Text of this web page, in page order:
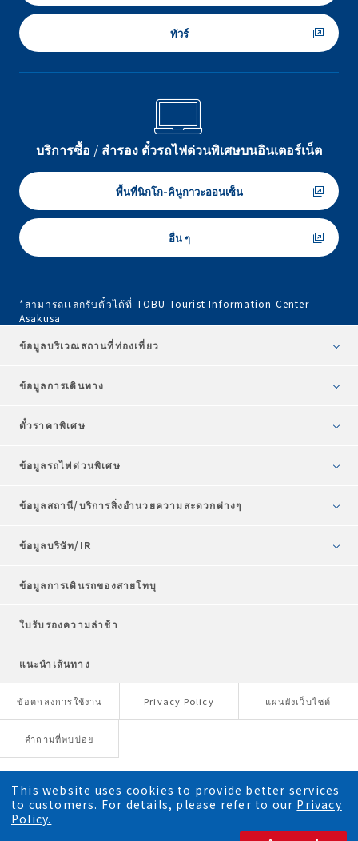
ทัวร์
บริการซื้อ / สำรอง ตั๋วรถไฟด่วนพิเศษบนอินเตอร์เน็ต
พื้นที่นิกโก-คินูกาวะออนเซ็น
อื่น ๆ
*สามารถเเลกรับตั๋วได้ที่ TOBU Tourist Information Center
Asakusa
ข้อมูลบริเวณสถานที่ท่องเที่ยว
ข้อมูลการเดินทาง
ตั๋วราคาพิเศษ
ข้อมูลรถไฟด่วนพิเศษ
ข้อมูลสถานี/บริการสิ่งอำนวยความสะดวกต่างๆ
ข้อมูลบริษัท/IR
ข้อมูลการเดินรถของสายโทบุ
ใบรับรองความล่าช้า
แนะนำเส้นทาง
ข้อตกลงการใช้งาน Privacy Policy แผนผังเว็บไซต์
คำถามที่พบบ่อย
This website uses cookies to provide better services
to customers. For details, please refer to our Privacy
Policy.